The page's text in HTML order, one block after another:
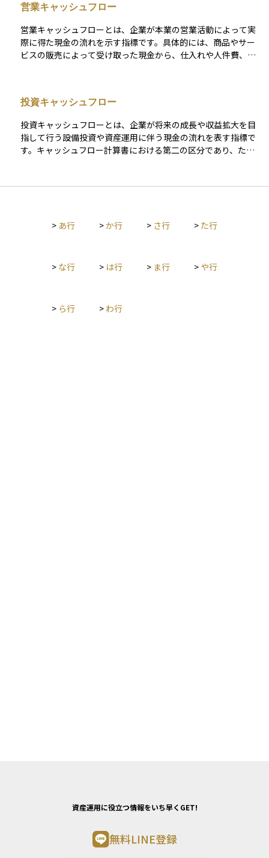
や銀行、経営者が企業の健全性や成長性を判断するための重要
な情報源です。初心者の方にとっては、企業を“健康診断”する
ためのレントゲンのようなものであり、数字を見ることでその
会社がしっかり運営されているかを確認することができます。
資産運用を考える上では、企業の財務諸表を読み解く力が、投
営業キャッシュフロー
営業キャッシュフローとは、企業が本業の営業活動によって実
際に得た現金の流れを示す指標です。具体的には、商品やサー
ビスの販売によって受け取った現金から、仕入れや人件費、家
し、企業の健全性を評価するうえで非常に重要な情報となりま
す。一方、利益が出ていても営業キャッシュフローがマイナス
の場合は、資金繰りに問題がある可能性があるため、注意が必
要です。
投資キャッシュフロー
投資キャッシュフローとは、企業が将来の成長や収益拡大を目
指して行う設備投資や資産運用に伴う現金の流れを表す指標で
す。キャッシュフロー計算書における第二の区分であり、たと
ナスであることは、企業が積極的に事業拡大に取り組んでいる
ランスを見ながら、企業の成長戦略と資金の使い方を判断する
> あ行 >か行 > さ行 > た行
> な行 > は行 > ま行 > や行
> ら行 > わ行
資産運用に役立つ情報をいち早くGET!
無料LINE登録